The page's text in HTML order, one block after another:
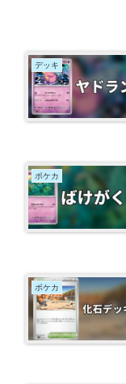
デッキ
ポケカ
ポケカ